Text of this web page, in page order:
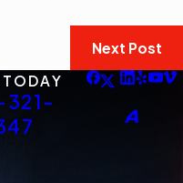
Next Post
321-